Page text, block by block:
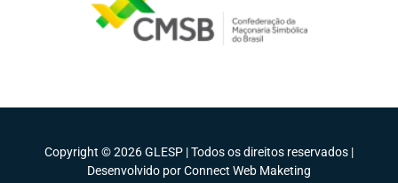
Copyright © 2026 GLESP | Todos os direitos reservados |
Desenvolvido por Connect Web Maketing